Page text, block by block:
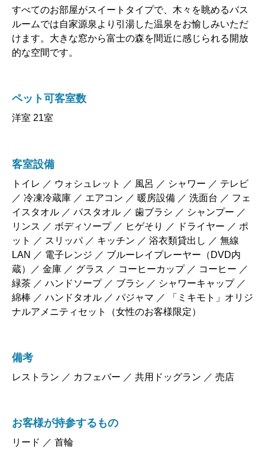
すべてのお部屋がスイートタイプで、木々を眺めるバス
ルームでは自家源泉より引湯した温泉をお愉しみいただ
けます。大きな窓から富士の森を間近に感じられる開放
的な空間です。
ペット可客室数
洋室 21室
客室設備
トイレ ／ ウォシュレット ／ 風呂 ／ シャワー ／ テレビ
／ 冷凍冷蔵庫 ／ エアコン ／ 暖房設備 ／ 洗面台 ／ フェ
イスタオル ／ バスタオル ／ 歯ブラシ ／ シャンプー ／
リンス ／ ボディソープ ／ ヒゲそり ／ ドライヤー ／ ポ
ット ／ スリッパ ／ キッチン ／ 浴衣類貸出し ／ 無線
LAN ／ 電子レンジ ／ ブルーレイプレーヤー（DVD内
蔵）／ 金庫 ／ グラス ／ コーヒーカップ ／ コーヒー ／
緑茶 ／ ハンドソープ ／ ブラシ ／ シャワーキャップ ／
綿棒 ／ ハンドタオル ／ パジャマ ／ 「ミキモト」オリジ
ナルアメニティセット（女性のお客様限定）
備考
レストラン ／ カフェバー ／ 共用ドッグラン ／ 売店
お客様が持参するもの
リード ／ 首輪